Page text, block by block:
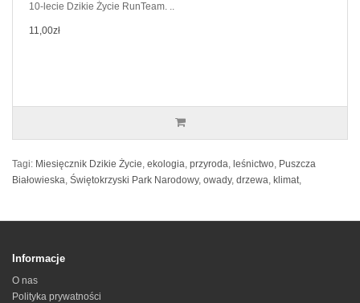
10-lecie Dzikie Życie RunTeam. ..
11,00zł
Tagi: Miesięcznik Dzikie Życie, ekologia, przyroda, leśnictwo, Puszcza
Białowieska, Świętokrzyski Park Narodowy, owady, drzewa, klimat,
Informacje
O nas
Polityka prywatności